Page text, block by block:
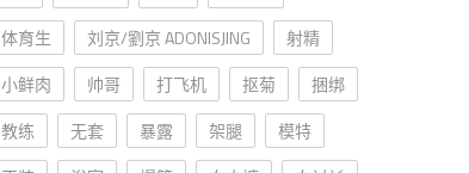
体育生
刘京/劉京 ADONISJING
射精
小鲜肉
帅哥 打飞机 抠菊
捆绑
教练
无套 暴露 架腿
模特